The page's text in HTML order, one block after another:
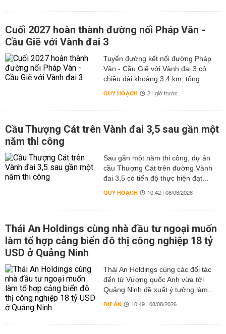
Cuối 2027 hoàn thành đường nối Pháp Vân -
Cầu Giẽ với Vành đai 3
Tuyến đường kết nối đường Pháp
Vân - Cầu Giẽ với Vành đai 3 có
chiều dài khoảng 3,4 km, tổng...
QUY HOẠCH 21 giờ trước
Cầu Thượng Cát trên Vành đai 3,5 sau gần một
năm thi công
Sau gần một năm thi công, dự án
cầu Thượng Cát trên đường Vành
đai 3,5 có tiến độ thực hiện đạt...
QUY HOẠCH 10:42 | 08/08/2026
Thái An Holdings cùng nhà đầu tư ngoại muốn
làm tổ hợp cảng biển đô thị công nghiệp 18 tỷ
USD ở Quảng Ninh
Thái An Holdings cùng các đối tác
đến từ Vương quốc Anh vừa tới
Quảng Ninh đề xuất ý tưởng làm...
DỰ ÁN 10:49 | 08/08/2026